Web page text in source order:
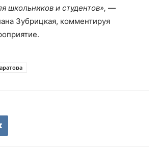
школьников и студентов», —
Зубрицкая, комментируя